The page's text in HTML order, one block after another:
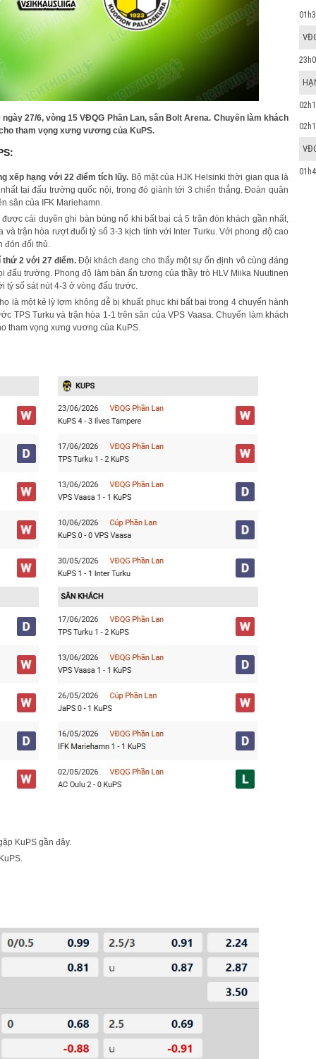
27/6, vòng 15 VĐQG Phần Lan, sân Bolt Arena. Chuyến làm khách
tham vọng xưng vương của KuPS.
xếp hạng với 22 điểm tích lũy. Bộ mặt của HJK Helsinki thời gian qua là
tại đấu trường quốc nội, trong đó giành tới 3 chiến thắng. Đoàn quân
sân của IFK Mariehamn.
cái duyên ghi bàn bùng nổ khi bất bại cả 5 trận đón khách gần nhất,
và trận hòa rượt đuổi tỷ số 3-3 kịch tính với Inter Turku. Với phong độ cao
đón đối thủ.
thứ 2 với 27 điểm.Đội khách đang cho thấy một sự ổn định vô cùng đáng
đấu trường. Phong độ làm bàn ấn tượng của thầy trò HLV Miika Nuutinen
tỷ số sát nút 4-3 ở vòng đấu trước.
là một kẻ lỳ lợm không dễ bị khuất phục khi bất bại trong 4 chuyến hành
TPS Turku và trận hòa 1-1 trên sân của VPS Vaasa. Chuyến làm khách
tham vọng xưng vương của KuPS.
KuPS gần đây.